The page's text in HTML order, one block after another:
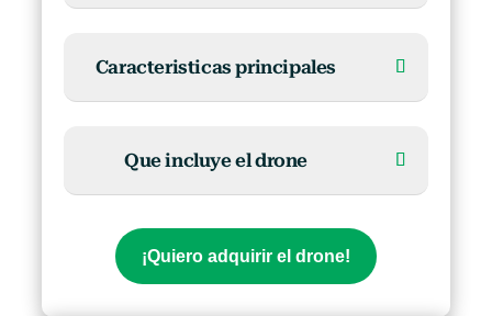
Caracteristicas principales
Que incluye el drone
¡Quiero adquirir el drone!